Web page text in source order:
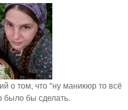
о том, что "ну маникюр то всё
было бы сделать.